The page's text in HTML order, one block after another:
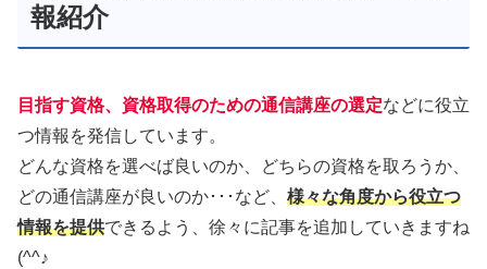
報紹介
目指す資格、資格取得のための通信講座の選定などに役立
つ情報を発信しています。
どんな資格を選べば良いのか、どちらの資格を取ろうか、
どの通信講座が良いのか･･･など、 様々な角度から役立つ
情報を提供できるよう、徐々に記事を追加していきますね
(^^♪